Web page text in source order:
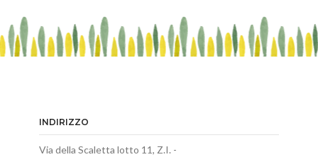
INDIRIZZO
Via della Scaletta lotto 11, Z.I. -